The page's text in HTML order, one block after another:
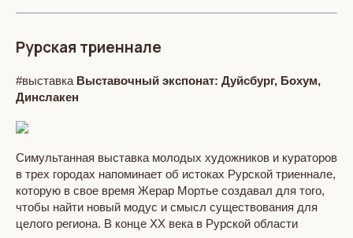
Рурская триеннале
#выставка Выставочный экспонат: Дуйсбург, Бохум,
Динслакен
Симультанная выставка молодых художников и кураторов
в трех городах напоминает об истоках Рурской триеннале,
которую в свое время Жерар Мортье создавал для того,
чтобы найти новый модус и смысл существования для
целого региона. В конце ХХ века в Рурской области